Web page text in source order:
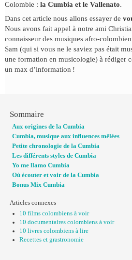
Colombie : la Cumbia et le Vallenato.
Dans cet article nous allons essayer de
Nous avons fait appel à notre ami
connaisseur des musiques afro-
Sam (qui si vous ne le saviez pas était
une formation en musicologie) à rédiger
un max d’information !
Sommaire
Aux origines de la Cumbia
Cumbia, musique aux influences mêlées
Petite chronologie de la Cumbia
Les différents styles de Cumbia
Yo me llamo Cumbia
Où écouter et voir de la Cumbia
Bonus Mix Cumbia
Articles connexes
10 films colombiens à voir
10 documentaires colombiens à voir
10 livres colombiens à lire
Recettes et grastronomie